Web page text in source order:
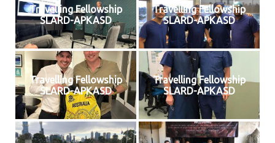
Travelling Fellowship
SLARD-APKASD
Travelling Fellowship
SLARD-APKASD
Travelling Fellowship
SLARD-APKASD
Travelling Fellowship
SLARD-APKASD